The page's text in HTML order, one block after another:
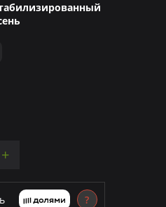
+
?